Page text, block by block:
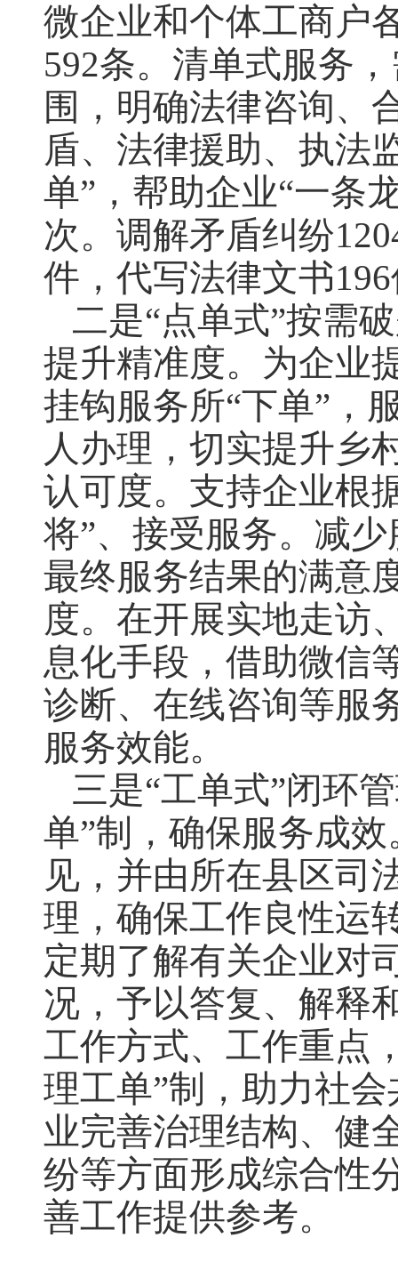
微企业和个体工商户
592条。清单式服务
围，明确法律咨询、
盾、法律援助、执法
单”，帮助企业“一条
次。调解矛盾纠纷
件，代写法律文书
二是“点单式”按需
提升精准度。为企业
挂钩服务所“下单”，
人办理，切实提升乡
认可度。支持企业根
将”、接受服务。减
最终服务结果的满意
度。在开展实地走访
息化手段，借助微信
诊断、在线咨询等服
服务效能。
三是“工单式”闭环
单”制，确保服务成
见，并由所在县区司
理，确保工作良性运
定期了解有关企业对
况，予以答复、解释
工作方式、工作重点
理工单”制，助力社
业完善治理结构、健
纷等方面形成综合性
善工作提供参考。